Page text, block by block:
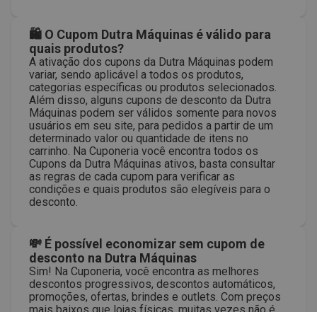
🛍 O Cupom Dutra Máquinas é válido para
quais produtos?
A ativação dos cupons da Dutra Máquinas podem
variar, sendo aplicável a todos os produtos,
categorias específicas ou produtos selecionados.
Além disso, alguns cupons de desconto da Dutra
Máquinas podem ser válidos somente para novos
usuários em seu site, para pedidos a partir de um
determinado valor ou quantidade de itens no
carrinho. Na Cuponeria você encontra todos os
Cupons da Dutra Máquinas ativos, basta consultar
as regras de cada cupom para verificar as
condições e quais produtos são elegíveis para o
desconto.
💸 É possível economizar sem cupom de
desconto na Dutra Máquinas
Sim! Na Cuponeria, você encontra as melhores
descontos progressivos, descontos automáticos,
promoções, ofertas, brindes e outlets. Com preços